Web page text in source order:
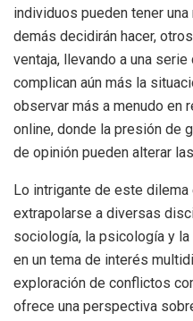
individuos pueden tener
demás decidirán hacer,
ventaja, llevando a una
complican aún más la
observar más a menudo en
online, donde la presión de
de opinión pueden alterar
Lo intrigante de este
extrapolarse a diversas
sociología, la psicología y
en un tema de interés
exploración de conflictos
ofrece una perspectiva